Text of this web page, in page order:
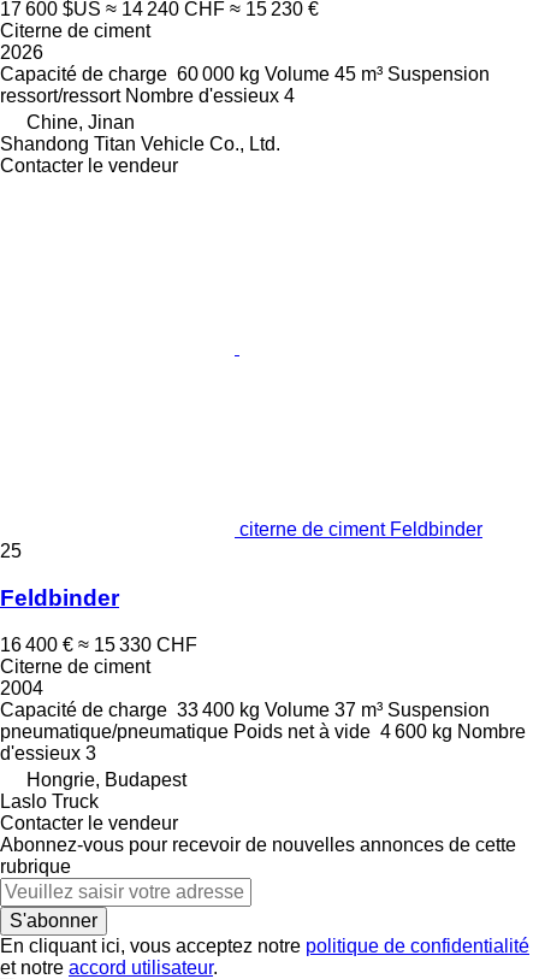
17 600 $US ≈ 14 240 CHF ≈ 15 230 €
Citerne de ciment
2026
Capacité de charge 60 000 kg Volume 45 m³ Suspension
ressort/ressort Nombre d'essieux 4
Chine, Jinan
Shandong Titan Vehicle Co., Ltd.
Contacter le vendeur
citerne de ciment Feldbinder
25
Feldbinder
16 400 € ≈ 15 330 CHF
Citerne de ciment
2004
Capacité de charge 33 400 kg Volume 37 m³ Suspension
pneumatique/pneumatique Poids net à vide 4 600 kg Nombre
d'essieux 3
Hongrie, Budapest
Laslo Truck
Contacter le vendeur
Abonnez-vous pour recevoir de nouvelles annonces de cette
rubrique
S'abonner
En cliquant ici, vous acceptez notre politique de confidentialité
et notre accord utilisateur.